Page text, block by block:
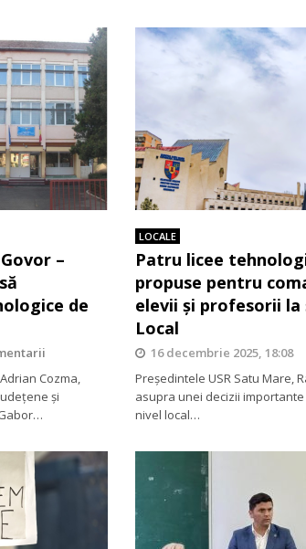
–
de
Cozma,
și
LOCALE
Patru licee
propuse pentru
elevii și profesorii la
Local
16 decembrie 2025, 18:08
Președintele USR Satu Mare,
asupra unei decizii
nivel local…